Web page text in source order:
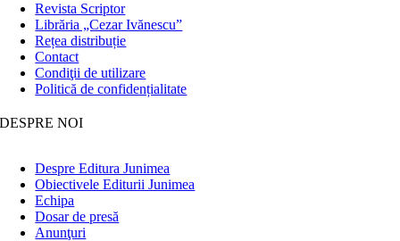
Revista Scriptor
Librăria „Cezar Ivănescu”
Rețea distribuție
Contact
Condiţii de utilizare
Politică de confidențialitate
DESPRE NOI
Despre Editura Junimea
Obiectivele Editurii Junimea
Echipa
Dosar de presă
Anunţuri